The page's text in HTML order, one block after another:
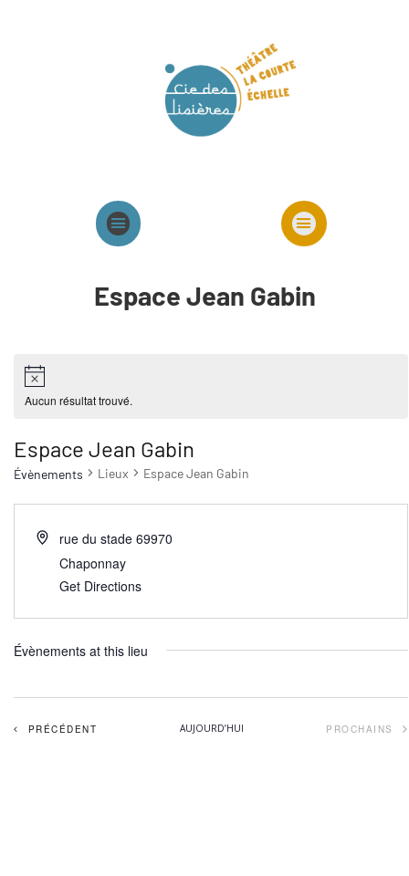
Espace Jean Gabin
Spectacles cie
Aucun résultat trouvé.
Espace Jean Gabin
Évènements Lieux Espace Jean Gabin
rue du stade 69970
Chaponnay
Get Directions
Évènements at this lieu
ÉVÈNEMENTS
PRÉCÉDENT AUJOURD’HUI
PROCHAINS